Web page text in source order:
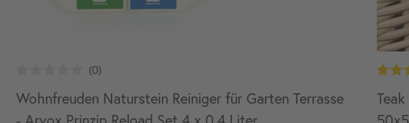
Wohnfreuden Naturstein Reiniger für Garten Terrasse